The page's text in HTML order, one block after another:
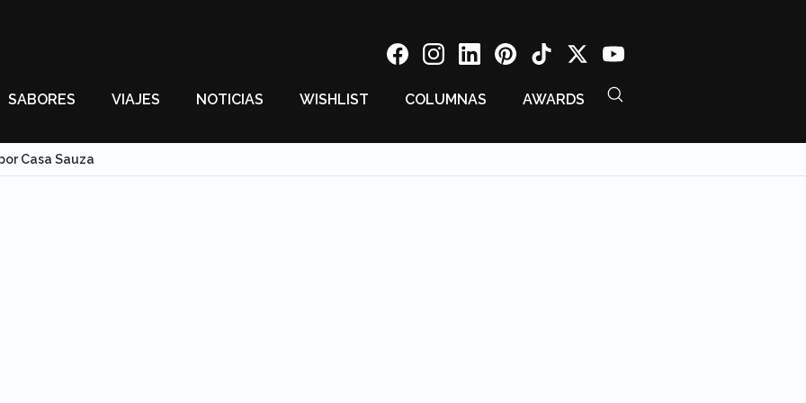
SABORES VIAJES NOTICIAS WISHLIST COLUMNAS AWARDS
Casa Sauza